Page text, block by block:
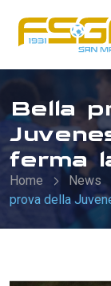
Bella
ferma
Home News
prova della